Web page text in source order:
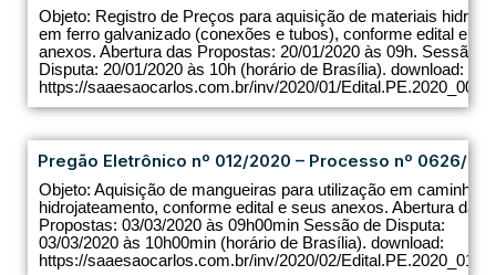
Objeto: Registro de Preços para aquisição de materiais
em ferro galvanizado (conexões e tubos), conforme edital e
anexos. Abertura das Propostas: 20/01/2020 às 09h. Sessão
Disputa: 20/01/2020 às 10h (horário de Brasília). download:
https://saaesaocarlos.com.br/inv/2020/01/
Pregão Eletrônico nº 012/2020 – Processo nº 0626/
Objeto: Aquisição de mangueiras para utilização em
hidrojateamento, conforme edital e seus anexos. Abertura das
Propostas: 03/03/2020 às 09h00min Sessão de Disputa:
03/03/2020 às 10h00min (horário de Brasília). download:
https://saaesaocarlos.com.br/inv/2020/02/